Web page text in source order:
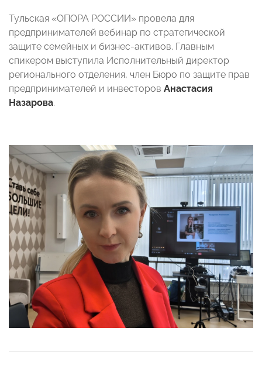
Тульская «ОПОРА РОССИИ» провела для
предпринимателей вебинар по стратегической
защите семейных и бизнес-активов. Главным
спикером выступила Исполнительный директор
регионального отделения, член Бюро по защите прав
предпринимателей и инвесторов Анастасия
Назарова.